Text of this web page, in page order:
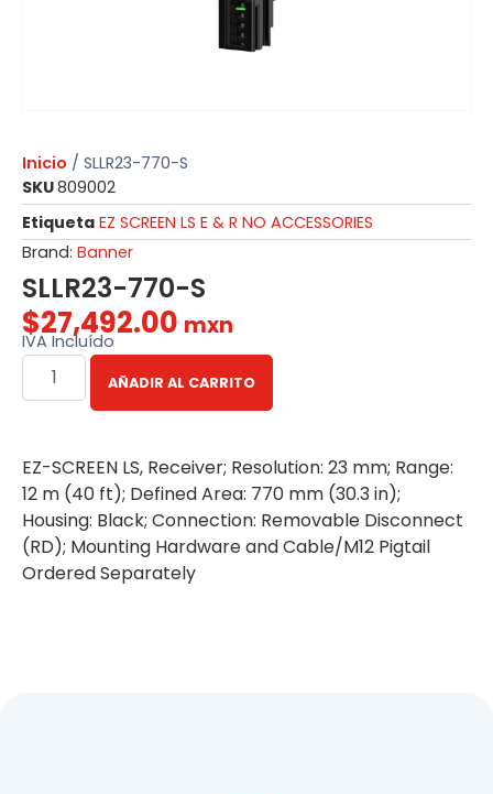
Inicio / SLLR23-770-S
SKU809002
Etiqueta EZ SCREEN LS E & R NO ACCESSORIES
Brand: Banner
SLLR23-770-S
$27,492.00 mxn
IVA Incluído
AÑADIR AL CARRITO
EZ-SCREEN LS, Receiver; Resolution: 23 mm; Range:
12 m (40 ft); Defined Area: 770 mm (30.3 in);
Housing: Black; Connection: Removable Disconnect
(RD); Mounting Hardware and Cable/M12 Pigtail
Ordered Separately